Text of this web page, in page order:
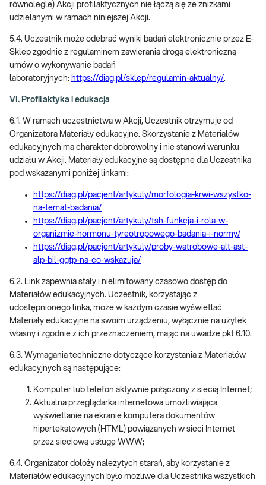
równolegle) Akcji profilaktycznych nie łączą się ze zniżkami
udzielanymi w ramach niniejszej Akcji.
5.4. Uczestnik może odebrać wyniki badań elektronicznie przez E-
Sklep zgodnie z regulaminem zawierania drogą elektroniczną
umów o wykonywanie badań
laboratoryjnych: https://diag.pl/sklep/regulamin-aktualny/.
VI. Profilaktyka i edukacja
6.1. W ramach uczestnictwa w Akcji, Uczestnik otrzymuje od
Organizatora Materiały edukacyjne. Skorzystanie z Materiałów
edukacyjnych ma charakter dobrowolny i nie stanowi warunku
udziału w Akcji. Materiały edukacyjne są dostępne dla Uczestnika
pod wskazanymi poniżej linkami:
https://diag.pl/pacjent/artykuly/morfologia-krwi-wszystko-
na-temat-badania/
https://diag.pl/pacjent/artykuly/tsh-funkcja-i-rola-w-
organizmie-hormonu-tyreotropowego-badania-i-normy/
https://diag.pl/pacjent/artykuly/proby-watrobowe-alt-ast-
alp-bil-ggtp-na-co-wskazuja/
6.2. Link zapewnia stały i nielimitowany czasowo dostęp do
Materiałów edukacyjnych. Uczestnik, korzystając z
udostępnionego linka, może w każdym czasie wyświetlać
Materiały edukacyjne na swoim urządzeniu, wyłącznie na użytek
własny i zgodnie z ich przeznaczeniem, mając na uwadze pkt 6.10.
6.3. Wymagania techniczne dotyczące korzystania z Materiałów
edukacyjnych są następujące:
Komputer lub telefon aktywnie połączony z siecią Internet;
Aktualna przeglądarka internetowa umożliwiająca
wyświetlanie na ekranie komputera dokumentów
hipertekstowych (HTML) powiązanych w sieci Internet
przez sieciową usługę WWW;
6.4. Organizator dołoży należytych starań, aby korzystanie z
Materiałów edukacyjnych było możliwe dla Uczestnika wszystkich